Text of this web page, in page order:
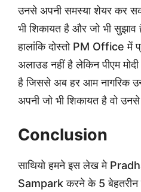
उनसे अपनी समस्या शेयर कर
भी शिकायत है और जो भी सुझाव
हालांकि दोस्तो PM Office में
अलाउड नहीं है लेकिन पीएम
है जिससे अब हर आम नागरिक
अपनी जो भी शिकायत है वो
Conclusion
साथियो हमने इस लेख मे
Sampark करने के 5 बेहतरीन